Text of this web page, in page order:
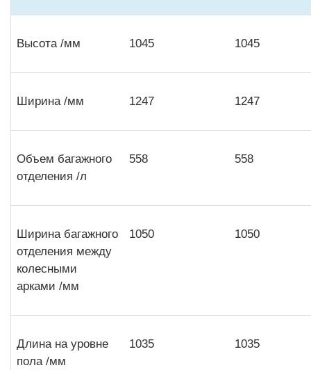
Высота /мм 1045 1045
Ширина /мм 1247 1247
Объем багажного
отделения /л
558 558
Ширина багажного
отделения между
колесными
арками /мм
1050 1050
Длина на уровне
пола /мм
1035 1035